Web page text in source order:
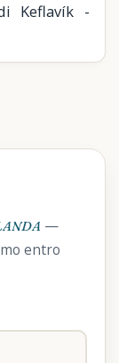
Keflavík -
—
entro